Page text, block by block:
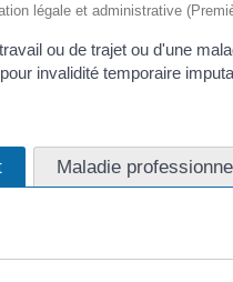
légale et administrative
ou de trajet ou d'une
invalidité temporaire
Maladie